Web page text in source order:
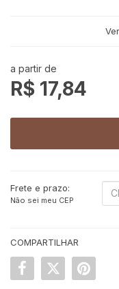
a partir de
R$ 17,84
Frete e prazo:
Não sei meu CEP
COMPARTILHAR